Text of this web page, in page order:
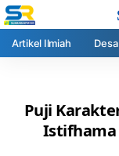
Artikel Ilmiah Desa
Puji
Istifhama